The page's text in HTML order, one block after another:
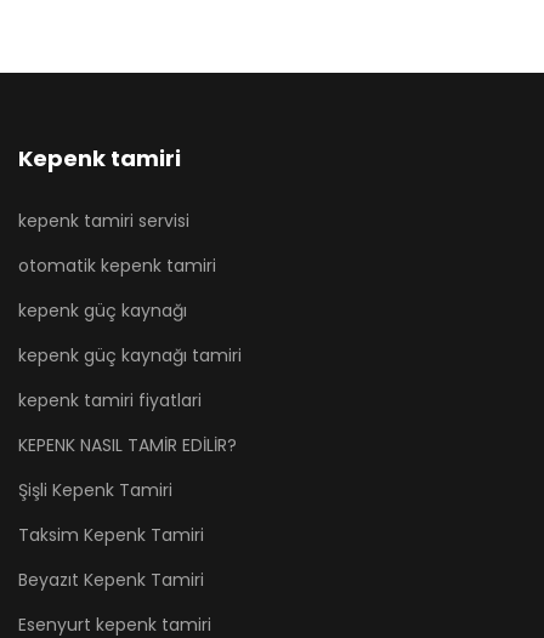
Kepenk tamiri
kepenk tamiri servisi
otomatik kepenk tamiri
kepenk güç kaynağı
kepenk güç kaynağı tamiri
kepenk tamiri fiyatlari
KEPENK NASIL TAMİR EDİLİR?
Şişli Kepenk Tamiri
Taksim Kepenk Tamiri
Beyazıt Kepenk Tamiri
Esenyurt kepenk tamiri